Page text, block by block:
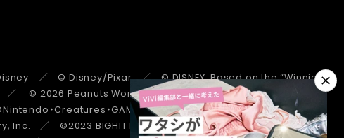
／ © Disney/Pixar ／ © DISNEY. Based on the “Winnie the
／ © 2026 Peanuts Worldwide LLC ／ ©Pokémon.
・Creatures・GAME FREAK・TV Tokyo・ShoPro・JR Kikaku
／ ©2023 BIGHIT MUSIC / HYBE. All Rights Reserved. ／